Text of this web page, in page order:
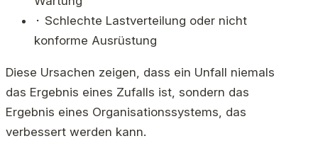
⬝ Schlechte Lastverteilung oder nicht
konforme Ausrüstung
Diese Ursachen zeigen, dass ein Unfall niemals
das Ergebnis eines Zufalls ist, sondern das
Ergebnis eines Organisationssystems, das
verbessert werden kann.